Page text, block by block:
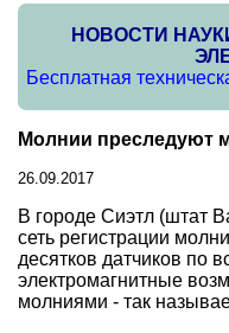
НОВОСТИ
Бесплатная
Молнии преследуют
26.09.2017
В городе Сиэтл (штат
сеть регистрации
десятков датчиков по
электромагнитные
молниями - так